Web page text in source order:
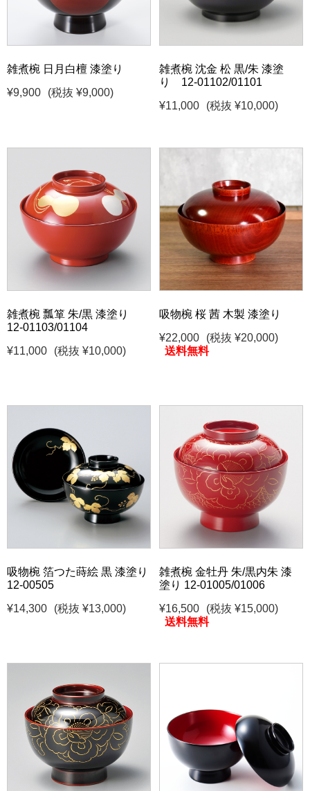
雑煮椀 日月白檀 漆塗り
¥9,900
(税抜 ¥9,000)
雑煮椀 沈金 松 黒/朱 漆塗
り 12-01102/01101
¥11,000
(税抜 ¥10,000)
雑煮椀 瓢箪 朱/黒 漆塗り
12-01103/01104
¥11,000
(税抜 ¥10,000)
吸物椀 桜 茜 木製 漆塗り
¥22,000
(税抜 ¥20,000)
送料無料
吸物椀 箔つた蒔絵 黒 漆塗り
12-00505
¥14,300
(税抜 ¥13,000)
雑煮椀 金牡丹 朱/黒内朱 漆
塗り 12-01005/01006
¥16,500
(税抜 ¥15,000)
送料無料